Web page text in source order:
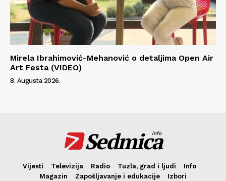
Mirela Ibrahimović-Mehanović o detaljima Open Air
Art Festa (VIDEO)
8. Augusta 2026.
Sedmica
info
Vijesti Televizija Radio Tuzla, grad i ljudi
Info
Magazin
Zapošljavanje i edukacije Izbori